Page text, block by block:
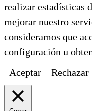
realizar estadísticas
mejorar nuestro
consideramos que
configuración u
Aceptar
Rechazar